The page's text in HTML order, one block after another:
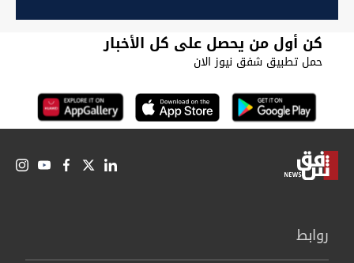
كن أول من يحصل على كل الأخبار
حمل تطبيق شفق نيوز الان
روابط